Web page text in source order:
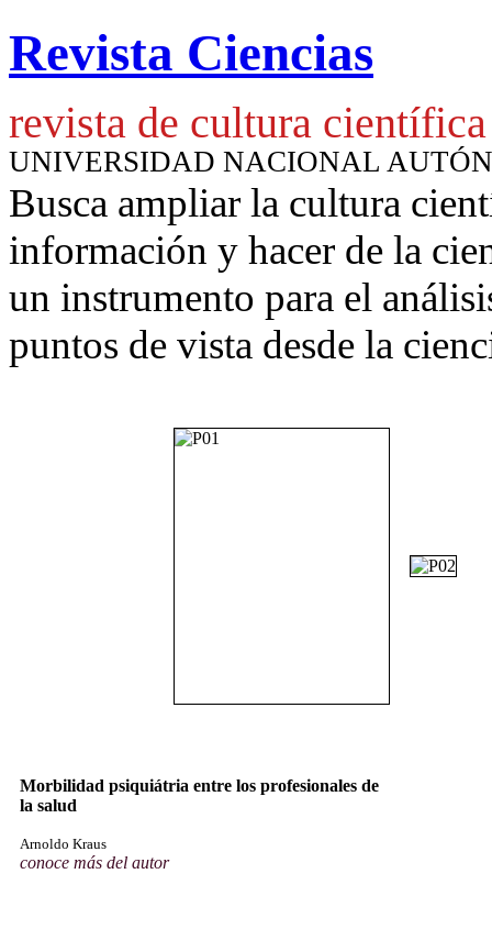
Revista Ciencias
revista de cultura científica
UNIVERSIDAD NACIONAL
Busca ampliar la cultura
información y hacer de la
un instrumento para el
puntos de vista desde la
Morbilidad psiquiátria entre los profesionales de
la salud
Arnoldo Kraus
conoce más del autor